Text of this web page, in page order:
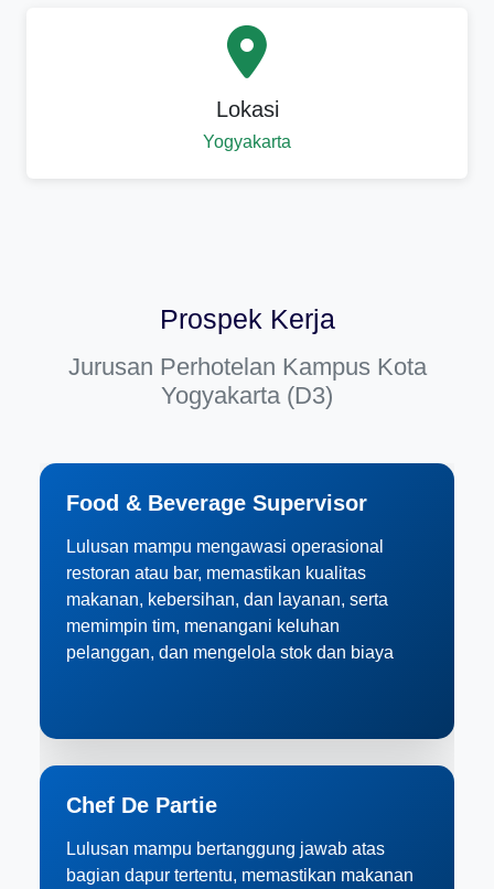
Lokasi
Yogyakarta
Prospek Kerja
Jurusan Perhotelan Kampus Kota
Yogyakarta (D3)
Food & Beverage Supervisor
Lulusan mampu mengawasi operasional
restoran atau bar, memastikan kualitas
makanan, kebersihan, dan layanan, serta
memimpin tim, menangani keluhan
pelanggan, dan mengelola stok dan biaya
Chef De Partie
Lulusan mampu bertanggung jawab atas
bagian dapur tertentu, memastikan makanan